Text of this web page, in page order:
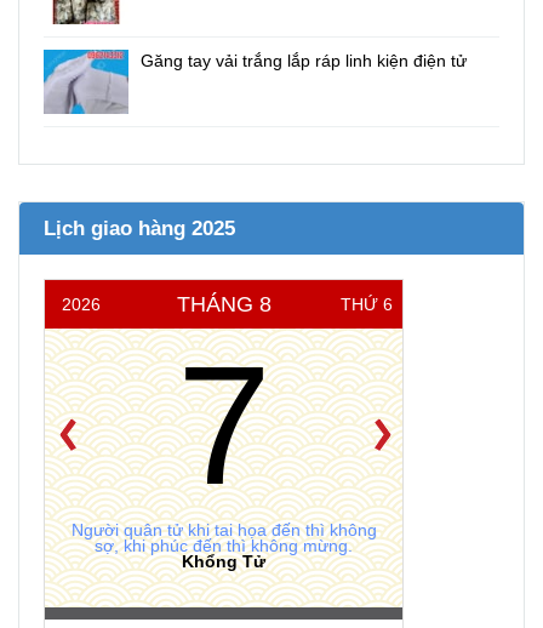
Găng tay vải trắng lắp ráp linh kiện điện tử
Lịch giao hàng 2025
2026 THÁNG 8 THỨ 6
7
Người quân tử khi tai họa đến thì không
sợ, khi phúc đến thì không mừng.
Khổng Tử